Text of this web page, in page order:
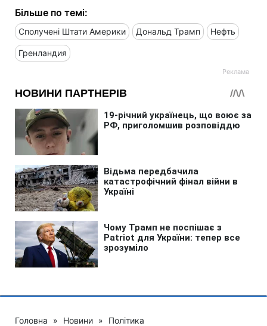
Більше по темі:
Сполучені Штати Америки Дональд Трамп Нефть
Гренландия
Головна » Новини » Політика